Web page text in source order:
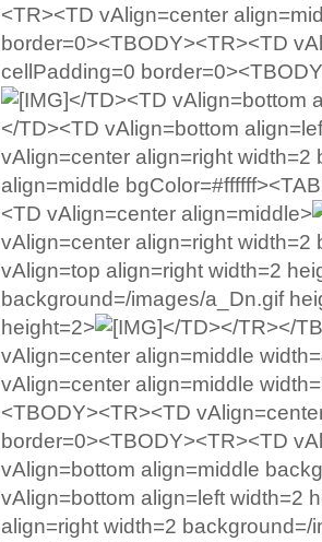
<TR><TD vAlign=center
border=0><TBODY><TR><TD
cellPadding=0
</TD><TD vAlign=bottom
</TD><TD vAlign=bottom
vAlign=center align=right
align=middle
<TD vAlign=center align=middle>
vAlign=center align=right
vAlign=top align=right width=2
background=/images/a_Dn.gif
height=2>
</TD></TR></
vAlign=center align=middle
vAlign=center align=middle
<TBODY><TR><TD
border=0><TBODY><TR><TD
vAlign=bottom align=middle
vAlign=bottom align=left width=2
align=right width=2 background=/